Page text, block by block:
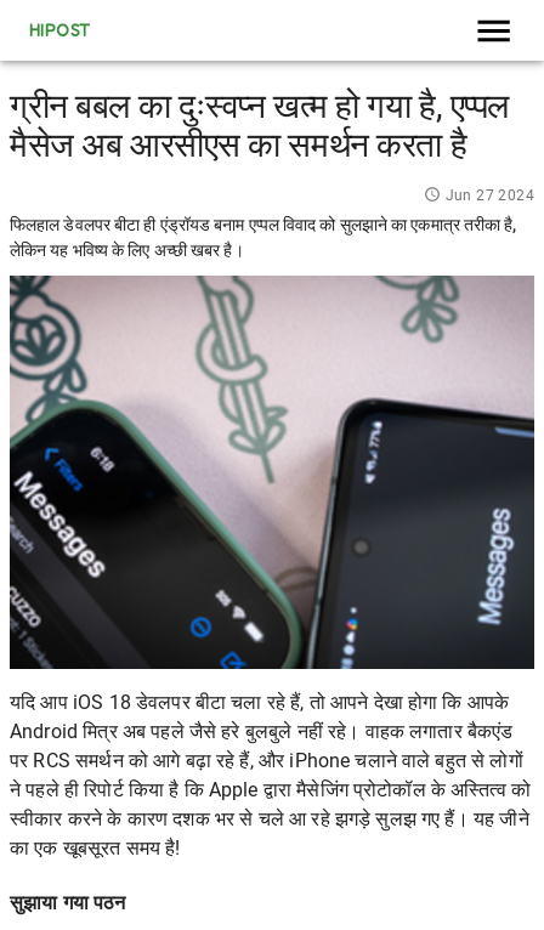
HIPOST
ग्रीन बबल का दुःस्वप्न खत्म हो गया है, एप्पल
मैसेज अब आरसीएस का समर्थन करता है
Jun 27 2024
फिलहाल डेवलपर बीटा ही एंड्रॉयड बनाम एप्पल विवाद को सुलझाने का एकमात्र तरीका है,
लेकिन यह भविष्य के लिए अच्छी खबर है।
यदि आप iOS 18 डेवलपर बीटा चला रहे हैं, तो आपने देखा होगा कि आपके
Android मित्र अब पहले जैसे हरे बुलबुले नहीं रहे। वाहक लगातार बैकएंड
पर RCS समर्थन को आगे बढ़ा रहे हैं, और iPhone चलाने वाले बहुत से लोगों
ने पहले ही रिपोर्ट किया है कि Apple द्वारा मैसेजिंग प्रोटोकॉल के अस्तित्व को
स्वीकार करने के कारण दशक भर से चले आ रहे झगड़े सुलझ गए हैं। यह जीने
का एक खूबसूरत समय है!
सुझाया गया पठन